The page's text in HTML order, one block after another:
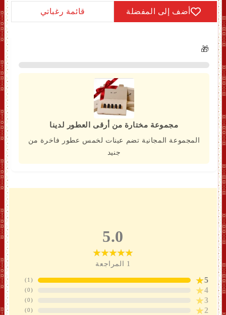
أضف إلى المفضلة قائمة رغباتي
🎁
مجموعة مختارة من أرقى العطور لدينا
المجموعة المجانية تضم عينات لخمس عطور فاخرة من
جنيد
5.0
1 المراجعة
5
(
1
)
4
(
0
)
3
(
0
)
2
(
0
)